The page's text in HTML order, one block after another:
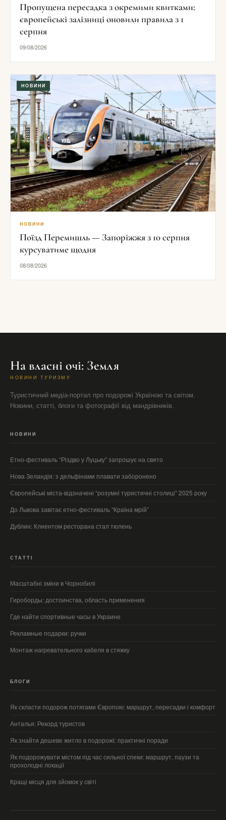
Пропущена пересадка з окремими квитками:
європейські залізниці оновили правила з 1
серпня
09/08/2026
НОВИНИ
НОВИНИ
Поїзд Перемишль — Запоріжжя з 10 серпня
курсуватиме щодня
08/08/2026
На власні очі: Земля
НОВИНИ ТУРИЗМУ
Туристичний медіа-портал про подорожі Україною та світом.
Новини, статті, блоги та фотографії від мандрівників.
НОВИНИ
Етно-фестиваль “Різдво у Луцьку” запрошує на свято
Нова Зеландія: з дельфінами плавати заборонено
Європейські міста-відзначені “розумні туристичні столиці” 2025 року
До Львова завітає етно-фестиваль “Країна мрій”
Дублин: Клиентом ресторана стал тюлень
СТАТТІ
Масштабні зміни в Чорнобилі
Гироборды: достоинства, область применения
Где найти спортивные часы в Украине
Рекламные подарки: ручки
Монтаж нагревательного кабеля в стяжку
БЛОГИ
Як скласти подорож потягами Європою: маршрут, пересадки і комфорт
Анталья: Рекорд туристов
Як знайти дешеве житло в подорожі: практичні поради
Як подорожувати містом під час сильної спеки: маршрут, паузи та
прохолодні локації
Кращі місця для зйомок у світі